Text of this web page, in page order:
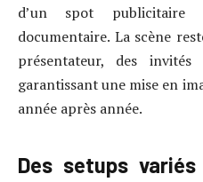
d’un spot
documentaire. La scène
présentateur, des
garantissant une mise en
année après année.
Des setups